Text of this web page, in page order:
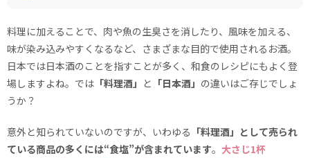
料理に加えることで、肉や魚の生臭さを消したり、風味を加える、
味が染み込みやすくなるなど、さまざまな目的で使用されるお酒。
日本では日本酒のことを指すことが多く、和食のレシピにもよく登
場しますよね。では 「料理酒」 と 「日本酒」 の違いはご存じでしょ
うか？
意外と知られていないのですが、いわゆる 「料理酒」として売られ
ている商品の多くには“食塩”が含まれています。 大さじ1杯